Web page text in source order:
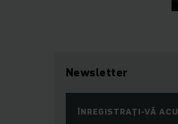
Newsletter
ÎNREGISTRAȚI-VĂ